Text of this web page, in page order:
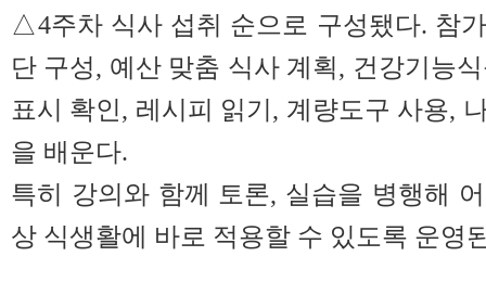
△4주차 식사 섭취 순으로 구성됐다. 참
단 구성, 예산 맞춤 식사 계획, 건강기능
표시 확인, 레시피 읽기, 계량도구 사용,
을 배운다.
특히 강의와 함께 토론, 실습을 병행해
상 식생활에 바로 적용할 수 있도록 운영